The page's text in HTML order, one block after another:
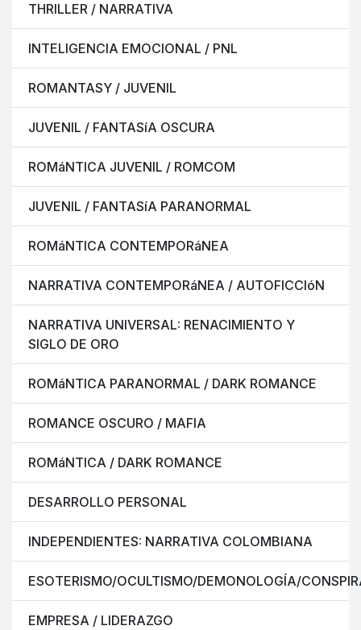
THRILLER / NARRATIVA
INTELIGENCIA EMOCIONAL / PNL
ROMANTASY / JUVENIL
JUVENIL / FANTASíA OSCURA
ROMáNTICA JUVENIL / ROMCOM
JUVENIL / FANTASíA PARANORMAL
ROMáNTICA CONTEMPORáNEA
NARRATIVA CONTEMPORáNEA / AUTOFICCIóN
NARRATIVA UNIVERSAL: RENACIMIENTO Y
SIGLO DE ORO
ROMáNTICA PARANORMAL / DARK ROMANCE
ROMANCE OSCURO / MAFIA
ROMáNTICA / DARK ROMANCE
DESARROLLO PERSONAL
INDEPENDIENTES: NARRATIVA COLOMBIANA
ESOTERISMO/OCULTISMO/DEMONOLOGÍA/
EMPRESA / LIDERAZGO